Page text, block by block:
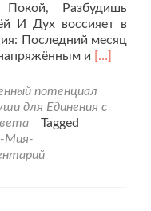
Разбудишь
И Дух воссияет в
Последний месяц
и Читать
Души
[…]
потенциал
для Единения с
Tagged
Мия-